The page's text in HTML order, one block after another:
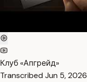
Клуб «Апгрейд»
Transcribed Jun 5, 2026